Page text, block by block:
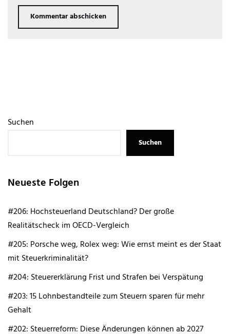
Suchen
Suchen
Neueste Folgen
#206: Hochsteuerland Deutschland? Der große
Realitätscheck im OECD-Vergleich
#205: Porsche weg, Rolex weg: Wie ernst meint es der Staat
mit Steuerkriminalität?
#204: Steuererklärung Frist und Strafen bei Verspätung
#203: 15 Lohnbestandteile zum Steuern sparen für mehr
Gehalt
#202: Steuerreform: Diese Änderungen können ab 2027